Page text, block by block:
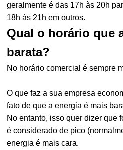
geralmente é das 17h às 20h
18h às 21h em outros.
Qual o horário que
barata?
No horário comercial é sempre
O que faz a sua empresa
fato de que a energia é mais
No entanto, isso quer dizer que
é considerado de pico
energia é mais cara.